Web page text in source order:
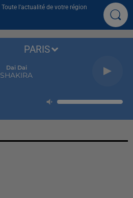
Toute l'actualité de votre région
Dai Dai
SHAKIRA
PARIS